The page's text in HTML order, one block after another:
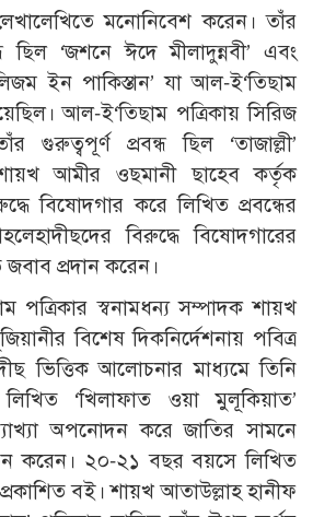
মনোনিবেশ করেন। তাঁর
ছিল ‘জশনে ঈদে মীলাদুন্নবী’ এবং
ইন পাকিস্তান’ যা আল-ই‘তিছাম
আল-ই‘তিছাম পত্রিকায় সিরিজ
গুরুত্বপূর্ণ প্রবন্ধ ছিল ‘তাজাল্লী’
আমীর ওছমানী ছাহেব কর্তৃক
বিষোদগার করে লিখিত প্রবন্ধের
বিরুদ্ধে বিষোদগারের
প্রদান করেন।
পত্রিকার স্বনামধন্য সম্পাদক শায়খ
বিশেষ দিকনির্দেশনায় পবিত্র
ভিত্তিক আলোচনার মাধ্যমে তিনি
‘খিলাফাত ওয়া মুলূকিয়াত’
অপনোদন করে জাতির সামনে
করেন। ২০-২১ বছর বয়সে লিখিত
বই। শায়খ আতাউল্লাহ হানীফ